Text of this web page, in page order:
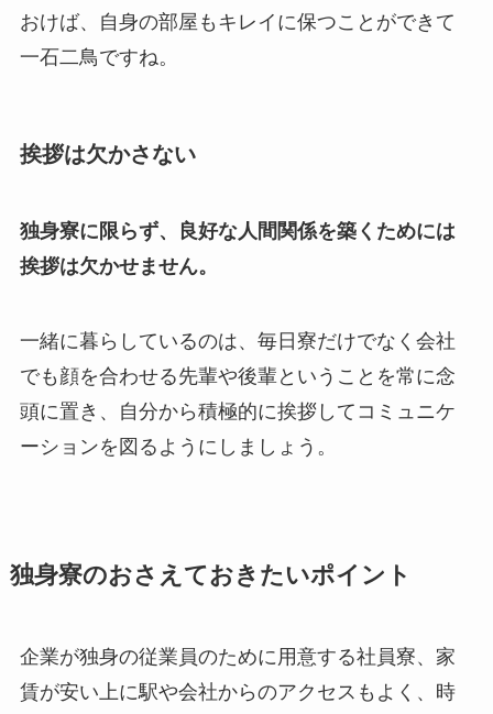
おけば、自身の部屋もキレイに保つことができて
一石二鳥ですね。
挨拶は欠かさない
独身寮に限らず、良好な人間関係を築くためには
挨拶は欠かせません。
一緒に暮らしているのは、毎日寮だけでなく会社
でも顔を合わせる先輩や後輩ということを常に念
頭に置き、自分から積極的に挨拶してコミュニケ
ーションを図るようにしましょう。
独身寮のおさえておきたいポイント
企業が独身の従業員のために用意する社員寮、家
賃が安い上に駅や会社からのアクセスもよく、時